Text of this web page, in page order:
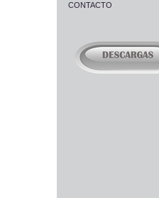
CONTACTO